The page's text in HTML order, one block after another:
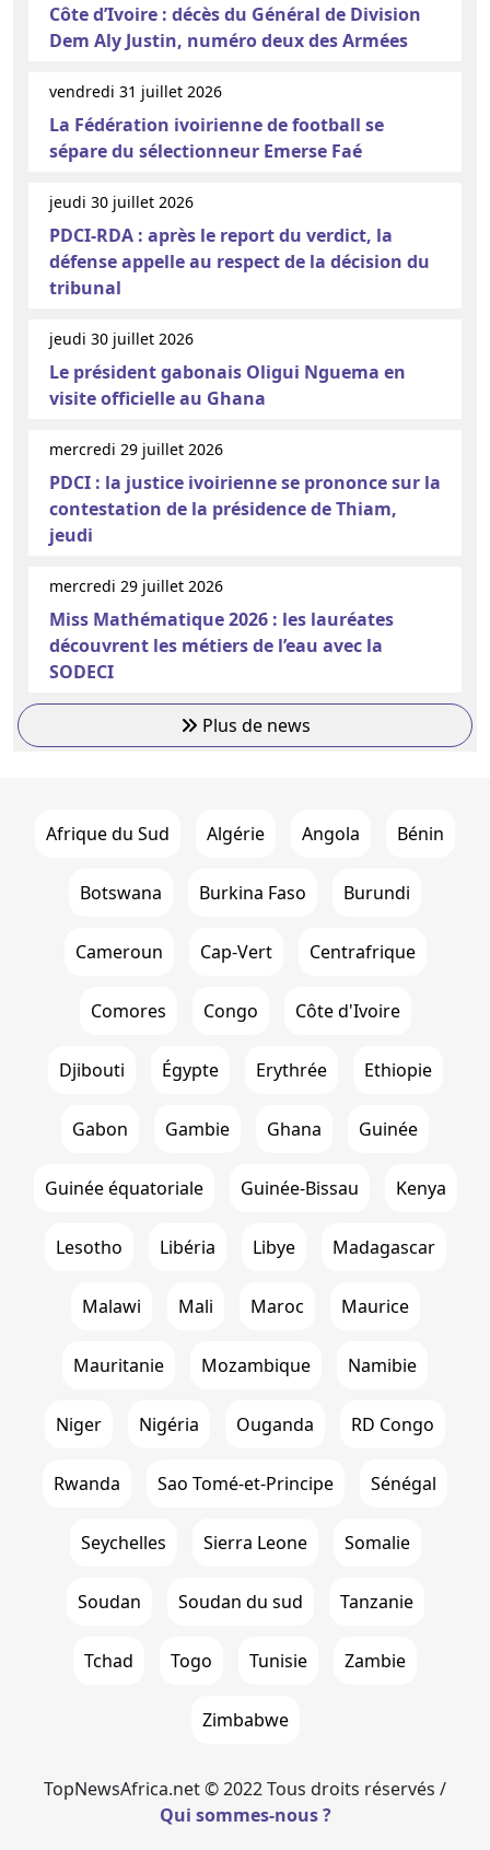
Côte d’Ivoire : décès du Général de Division
Dem Aly Justin, numéro deux des Armées
vendredi 31 juillet 2026
La Fédération ivoirienne de football se
sépare du sélectionneur Emerse Faé
jeudi 30 juillet 2026
PDCI-RDA : après le report du verdict, la
défense appelle au respect de la décision du
tribunal
jeudi 30 juillet 2026
Le président gabonais Oligui Nguema en
visite officielle au Ghana
mercredi 29 juillet 2026
PDCI : la justice ivoirienne se prononce sur la
contestation de la présidence de Thiam,
jeudi
mercredi 29 juillet 2026
Miss Mathématique 2026 : les lauréates
découvrent les métiers de l’eau avec la
SODECI
Plus de news
Afrique du Sud Algérie Angola Bénin
Botswana Burkina Faso Burundi
Cameroun Cap-Vert Centrafrique
Comores Congo Côte d'Ivoire
Djibouti Égypte Erythrée Ethiopie
Gabon Gambie Ghana Guinée
Guinée équatoriale Guinée-Bissau Kenya
Lesotho Libéria Libye Madagascar
Malawi Mali Maroc Maurice
Mauritanie Mozambique Namibie
Niger Nigéria Ouganda RD Congo
Rwanda Sao Tomé-et-Principe Sénégal
Seychelles Sierra Leone Somalie
Soudan Soudan du sud Tanzanie
Tchad Togo Tunisie Zambie
Zimbabwe
TopNewsAfrica.net © 2022 Tous droits réservés /
Qui sommes-nous ?